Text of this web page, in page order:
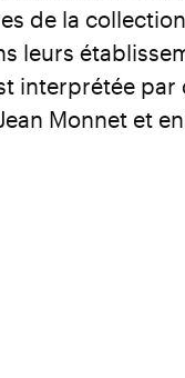
de la
leurs
interprétée par
Monnet et